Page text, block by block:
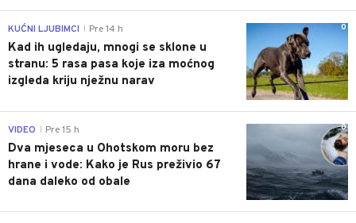
0
KUĆNI LJUBIMCI Pre 14 h
Kad ih ugledaju, mnogi se sklone u
stranu: 5 rasa pasa koje iza moćnog
izgleda kriju nježnu narav
0
VIDEO Pre 15 h
Dva mjeseca u Ohotskom moru bez
hrane i vode: Kako je Rus preživio 67
dana daleko od obale